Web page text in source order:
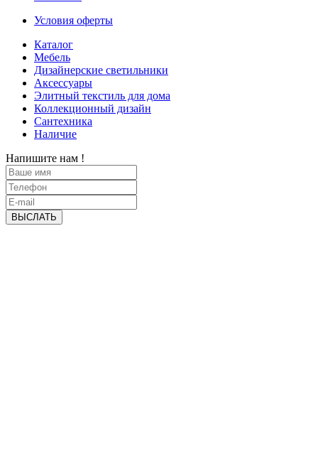
Условия оферты
Каталог
Мебель
Дизайнерские светильники
Аксессуары
Элитный текстиль для дома
Коллекционный дизайн
Сантехника
Наличие
Напишите нам !
ВЫСЛАТЬ